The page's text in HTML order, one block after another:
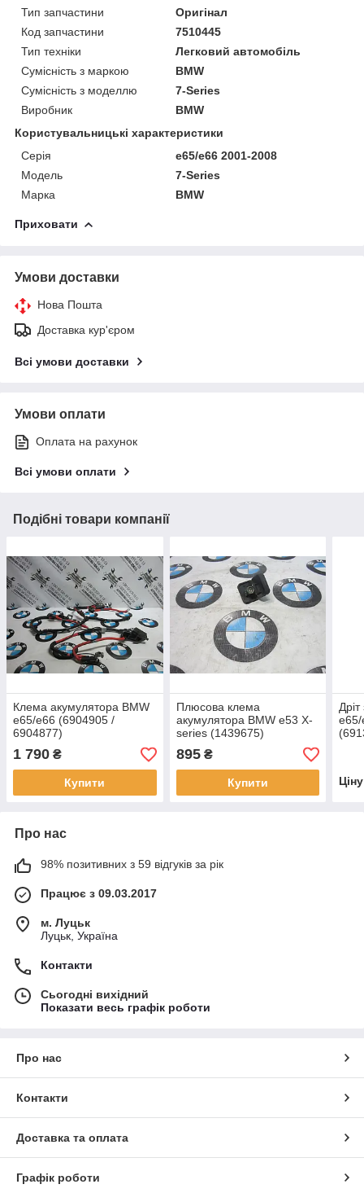
Тип запчастини
Оригінал
Код запчастини
7510445
Тип техніки
Легковий автомобіль
Сумісність з маркою
BMW
Сумісність з моделлю
7-Series
Виробник
BMW
Користувальницькі характеристики
Серія
e65/e66 2001-2008
Модель
7-Series
Марка
BMW
Приховати
Умови доставки
Нова Пошта
Доставка кур'єром
Всі умови доставки
Умови оплати
Оплата на рахунок
Всі умови оплати
Подібні товари компанії
Клема акумулятора BMW
e65/e66 (6904905 /
6904877)
1 790 ₴
Купити
Плюсова клема
акумулятора BMW e53 X-
series (1439675)
895₴
Купити
Про нас
98% позитивних з 59 відгуків за рік
Працює з 09.03.2017
м. Луцьк
Луцьк, Україна
Контакти
Сьогодні вихідний
Показати весь графік роботи
Про нас
Контакти
Доставка та оплата
Графік роботи